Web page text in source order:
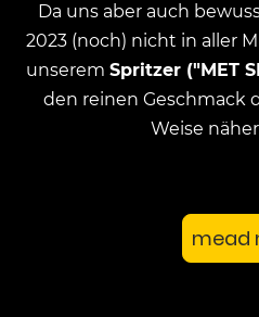
Da uns aber auch
2023 (noch) nicht in aller
unserem Spritzer ("MET
den reinen Geschmack
Weise
mead